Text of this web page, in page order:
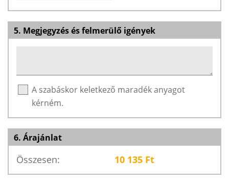
5. Megjegyzés és felmerülő igények
A szabáskor keletkező maradék anyagot
kérném.
6. Árajánlat
Összesen: 10 135 Ft